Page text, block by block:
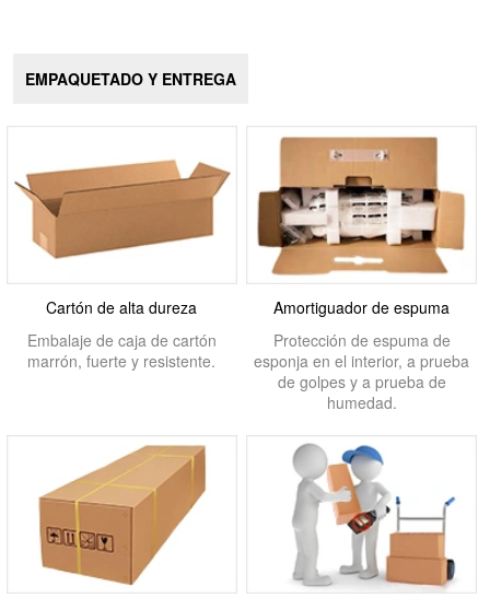
EMPAQUETADO Y ENTREGA
Cartón de alta dureza
Embalaje de caja de cartón
marrón, fuerte y resistente.
Amortiguador de espuma
Protección de espuma de
esponja en el interior, a prueba
de golpes y a prueba de
humedad.